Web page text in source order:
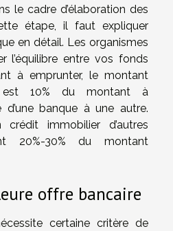
le cadre d’élaboration des
étape, il faut expliquer
en détail. Les organismes
l’équilibre entre vos fonds
à emprunter, le montant
est 10% du montant à
d’une banque à une autre.
crédit immobilier d’autres
20%-30% du montant
offre bancaire
certaine critère de